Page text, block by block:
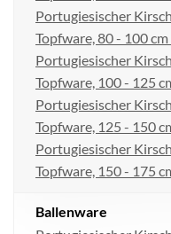
Portugiesischer
Topfware, 80 - 100 cm
Portugiesischer
Topfware, 100 - 125
Portugiesischer
Topfware, 125 - 150
Portugiesischer
Topfware, 150 - 175
Ballenware